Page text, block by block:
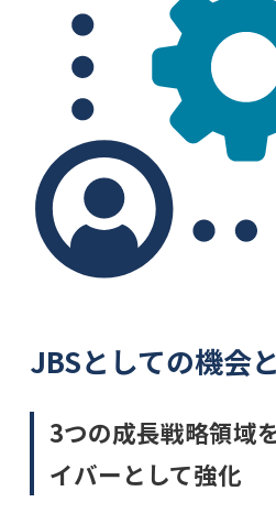
JBSとしての機会
3つの成長戦略領域
イバーとして強化